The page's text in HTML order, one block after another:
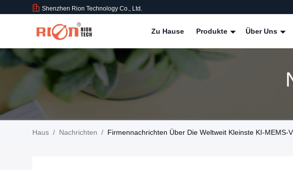
Shenzhen Rion Technology Co., Ltd.
Zu Hause Produkte Über Uns
Haus / Nachrichten / Firmennachrichten Über Die Weltweit Kleinste KI-